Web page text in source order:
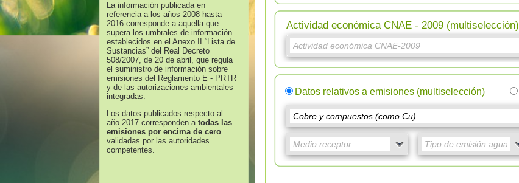
La información publicada en
referencia a los años 2008 hasta
2016 corresponde a aquella que
supera los umbrales de información
establecidos en el Anexo II “Lista de
Sustancias” del Real Decreto
508/2007, de 20 de abril, que regula
el suministro de información sobre
emisiones del Reglamento E - PRTR
y de las autorizaciones ambientales
integradas.
Los datos publicados respecto al
año 2017 corresponden atodas las
emisiones por encima de cero
validadas por las autoridades
competentes.
Actividad económica CNAE - 2009 (multiselección)
Datos relativos a emisiones (multiselección)